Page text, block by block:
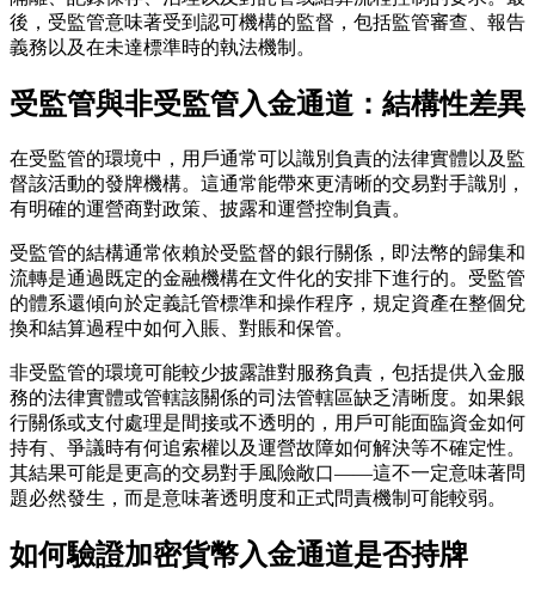
後，受監管意味著受到認可機構的監督，包括監管審查、報告
義務以及在未達標準時的執法機制。
受監管與非受監管入金通道：結構性差異
在受監管的環境中，用戶通常可以識別負責的法律實體以及監
督該活動的發牌機構。這通常能帶來更清晰的交易對手識別，
有明確的運營商對政策、披露和運營控制負責。
受監管的結構通常依賴於受監督的銀行關係，即法幣的歸集和
流轉是通過既定的金融機構在文件化的安排下進行的。受監管
的體系還傾向於定義託管標準和操作程序，規定資產在整個兌
換和結算過程中如何入賬、對賬和保管。
非受監管的環境可能較少披露誰對服務負責，包括提供入金服
務的法律實體或管轄該關係的司法管轄區缺乏清晰度。如果銀
行關係或支付處理是間接或不透明的，用戶可能面臨資金如何
持有、爭議時有何追索權以及運營故障如何解決等不確定性。
其結果可能是更高的交易對手風險敞口——這不一定意味著問
題必然發生，而是意味著透明度和正式問責機制可能較弱。
如何驗證加密貨幣入金通道是否持牌